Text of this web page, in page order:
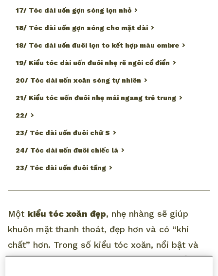
17/ Tóc dài uốn gợn sóng lọn nhỏ
18/ Tóc dài uốn gợn sóng cho mặt dài
18/ Tóc dài uốn đuôi lọn to kết hợp màu ombre
19/ Kiểu tóc dài uốn đuôi nhẹ rẽ ngôi cổ điển
20/ Tóc dài uốn xoăn sóng tự nhiên
21/ Kiểu tóc uốn đuôi nhẹ mái ngang trẻ trung
22/
23/ Tóc dài uốn đuôi chữ S
24/ Tóc dài uốn đuôi chiếc lá
23/ Tóc dài uốn đuôi tầng
Một kiểu tóc xoăn đẹp, nhẹ nhàng sẽ giúp
khuôn mặt thanh thoát, đẹp hơn và có “khí
chất” hơn. Trong số kiểu tóc xoăn, nổi bật và